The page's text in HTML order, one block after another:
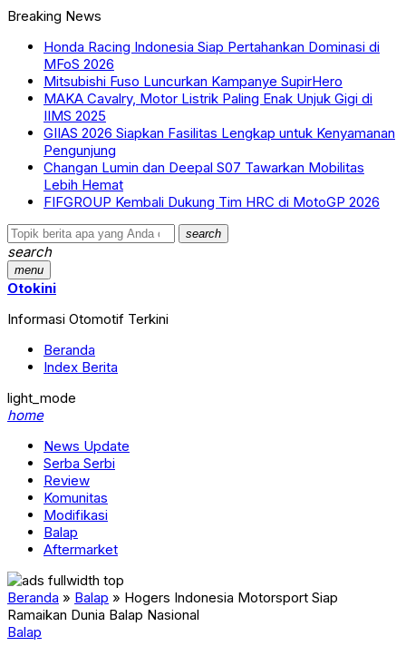
Breaking News
Honda Racing Indonesia Siap Pertahankan Dominasi di
MFoS 2026
Mitsubishi Fuso Luncurkan Kampanye SupirHero
MAKA Cavalry, Motor Listrik Paling Enak Unjuk Gigi di
IIMS 2025
GIIAS 2026 Siapkan Fasilitas Lengkap untuk Kenyamanan
Pengunjung
Changan Lumin dan Deepal S07 Tawarkan Mobilitas
Lebih Hemat
FIFGROUP Kembali Dukung Tim HRC di MotoGP 2026
search
search
menu
Otokini
Informasi Otomotif Terkini
Beranda
Index Berita
light_mode
home
News Update
Serba Serbi
Review
Komunitas
Modifikasi
Balap
Aftermarket
Beranda » Balap » Hogers Indonesia Motorsport Siap
Ramaikan Dunia Balap Nasional
Balap